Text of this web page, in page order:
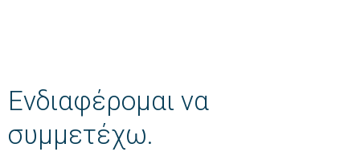
Ενδιαφέρομαι να
συμμετέχω.